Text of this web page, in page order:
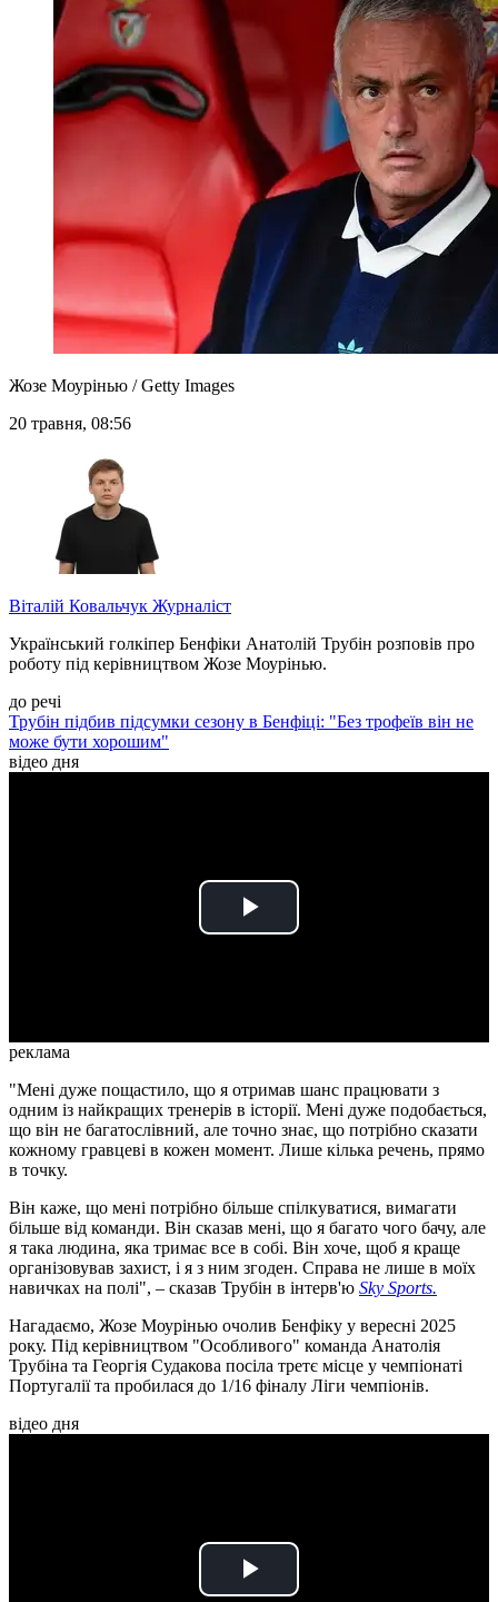
Жозе Моурінью / Getty Images
20 травня, 08:56
Віталій Ковальчук Журналіст
Український голкіпер Бенфіки Анатолій Трубін розповів про
роботу під керівництвом Жозе Моурінью.
до речі
Трубін підбив підсумки сезону в Бенфіці: "Без трофеїв він не
може бути хорошим"
відео дня
Play
реклама
"Мені дуже пощастило, що я отримав шанс працювати з
одним із найкращих тренерів в історії. Мені дуже подобається,
що він не багатослівний, але точно знає, що потрібно сказати
кожному гравцеві в кожен момент. Лише кілька речень, прямо
в точку.
Він каже, що мені потрібно більше спілкуватися, вимагати
більше від команди. Він сказав мені, що я багато чого бачу, але
я така людина, яка тримає все в собі. Він хоче, щоб я краще
організовував захист, і я з ним згоден. Справа не лише в моїх
навичках на полі", – сказав Трубін в інтерв'ю Sky Sports.
Нагадаємо, Жозе Моурінью очолив Бенфіку у вересні 2025
року. Під керівництвом "Особливого" команда Анатолія
Трубіна та Георгія Судакова посіла третє місце у чемпіонаті
Португалії та пробилася до 1/16 фіналу Ліги чемпіонів.
відео дня